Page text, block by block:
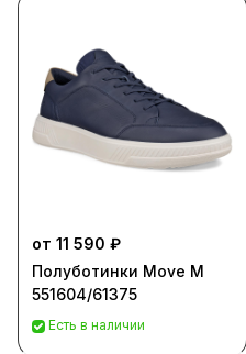
от 11 590 ₽
Полуботинки Move M
551604/61375
Есть в наличии